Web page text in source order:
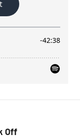
Off